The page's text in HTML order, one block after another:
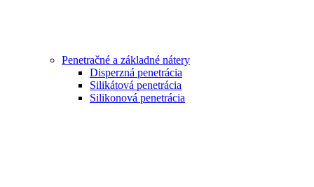
Penetračné a základné nátery
Disperzná penetrácia
Silikátová penetrácia
Silikonová penetrácia